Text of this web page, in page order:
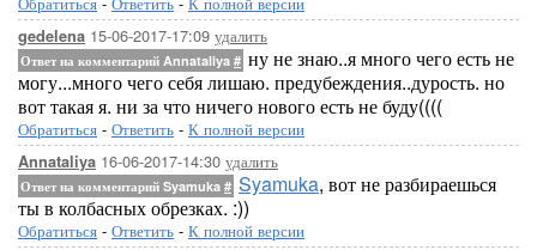
gedelena 15-06-2017-17:09 удалить
Ответ на комментарий Annataliya # ну не знаю..я много чего есть не
могу...много чего себя лишаю. предубеждения..дурость. но
вот такая я. ни за что ничего нового есть не буду((((
Обратиться - Ответить - К полной версии
Annataliya 16-06-2017-14:30 удалить
Ответ на комментарий Syamuka # Syamuka, вот не разбираешься
ты в колбасных обрезках. :))
Обратиться - Ответить - К полной версии